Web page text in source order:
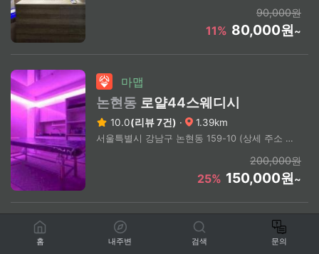
90,000원
11% 80,000원~
마맵
논현동 로얄44스웨디시
10.0(리뷰 7건) · 1.39km
서울특별시 강남구 논현동 159-10 (상세 주소 문의)
200,000원
25% 150,000원~
마맵
반포동 건전바디앤풋
홈 내주변 검색 문의